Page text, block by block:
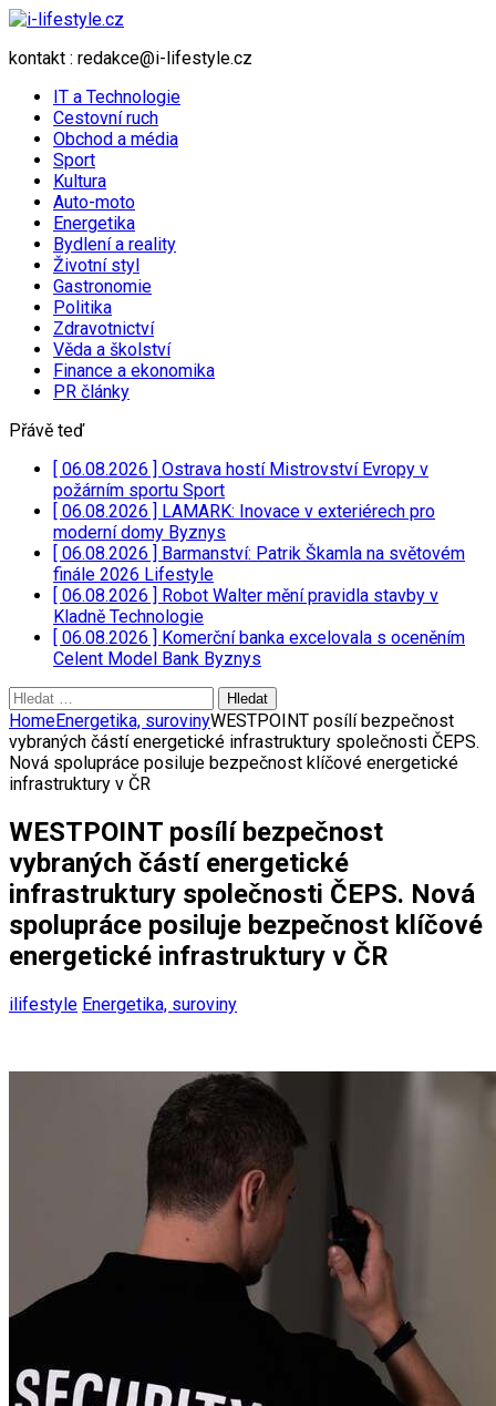
kontakt : redakce@i-lifestyle.cz
IT a Technologie
Cestovní ruch
Obchod a média
Sport
Kultura
Auto-moto
Energetika
Bydlení a reality
Životní styl
Gastronomie
Politika
Zdravotnictví
Věda a školství
Finance a ekonomika
PR články
Přávě teď
[ 06.08.2026 ] Ostrava hostí Mistrovství Evropy v
požárním sportu Sport
[ 06.08.2026 ] LAMARK: Inovace v exteriérech pro
moderní domy Byznys
[ 06.08.2026 ] Barmanství: Patrik Škamla na světovém
finále 2026 Lifestyle
[ 06.08.2026 ] Robot Walter mění pravidla stavby v
Kladně Technologie
[ 06.08.2026 ] Komerční banka excelovala s oceněním
Celent Model Bank Byznys
Vyhledávání
HomeEnergetika, surovinyWESTPOINT posílí bezpečnost
vybraných částí energetické infrastruktury společnosti ČEPS.
Nová spolupráce posiluje bezpečnost klíčové energetické
infrastruktury v ČR
WESTPOINT posílí bezpečnost
vybraných částí energetické
infrastruktury společnosti ČEPS. Nová
spolupráce posiluje bezpečnost klíčové
energetické infrastruktury v ČR
ilifestyle Energetika, suroviny